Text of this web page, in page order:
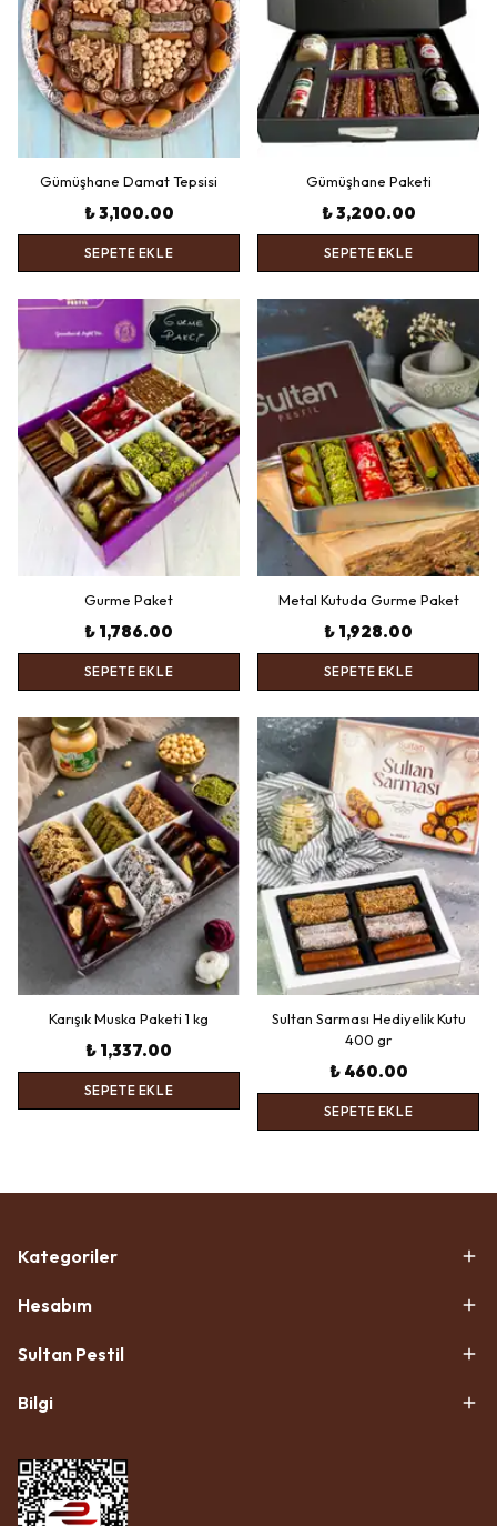
Gümüşhane Damat Tepsisi
₺ 3,100.00
SEPETE EKLE
Gümüşhane Paketi
₺ 3,200.00
SEPETE EKLE
Gurme Paket
₺ 1,786.00
SEPETE EKLE
Metal Kutuda Gurme Paket
₺ 1,928.00
SEPETE EKLE
Karışık Muska Paketi 1 kg
₺ 1,337.00
SEPETE EKLE
Sultan Sarması Hediyelik Kutu
400 gr
₺ 460.00
SEPETE EKLE
Kategoriler
Hesabım
Sultan Pestil
Bilgi